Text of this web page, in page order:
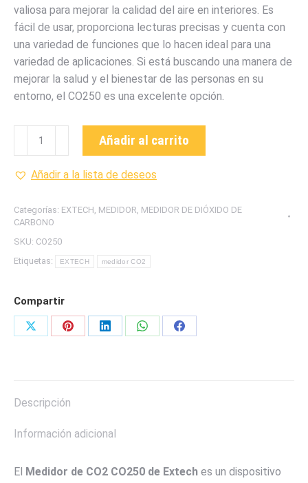
valiosa para mejorar la calidad del aire en interiores. Es
fácil de usar, proporciona lecturas precisas y cuenta con
una variedad de funciones que lo hacen ideal para una
variedad de aplicaciones. Si está buscando una manera de
mejorar la salud y el bienestar de las personas en su
entorno, el CO250 es una excelente opción.
CO250
DE
EXTECH
cantidad
Añadir al carrito
Añadir a la lista de deseos
Categorías: EXTECH MEDIDOR MEDIDOR DE DIÓXIDO DE
CARBONO
SKU: CO250
Etiquetas:
EXTECH medidor CO2
Compartir
Share
Share
Share
Share
Share
Descripción
Información adicional
El Medidor de CO2 CO250 de Extech es un dispositivo